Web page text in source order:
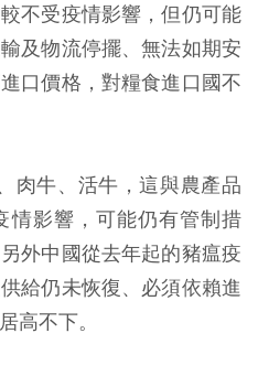
不受疫情影響，但仍可能
及物流停擺、無法如期安
口價格，對糧食進口國不
肉牛、活牛，這與農產品
情影響，可能仍有管制措
外中國從去年起的豬瘟疫
給仍未恢復、必須依賴進
高不下。